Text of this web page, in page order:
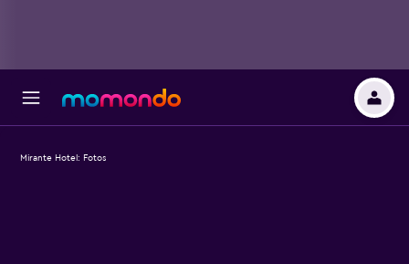
Mirante Hotel: Fotos